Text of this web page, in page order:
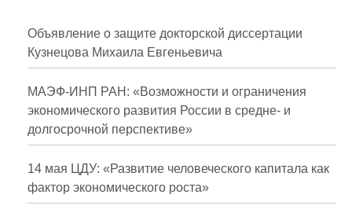
Публикации
Научная жизнь
Проблемы прогнозирования
О журнале
Номера журналов
Объявление о защите докторской диссертации
Кузнецова Михаила Евгеньевича
МАЭФ-ИНП РАН: «Возможности и ограничения
экономического развития России в средне- и
долгосрочной перспективе»
14 мая ЦДУ: «Развитие человеческого капитала как
фактор экономического роста»